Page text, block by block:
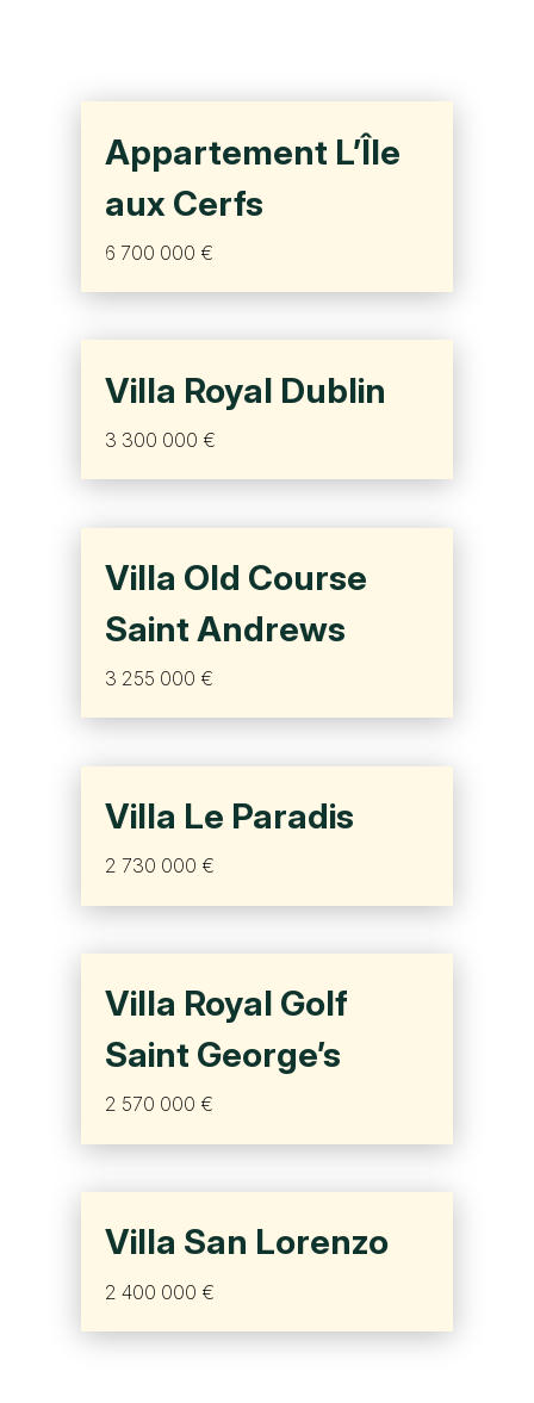
Appartement L’Île
aux Cerfs
6 700 000 €
Villa Royal Dublin
3 300 000 €
Villa Old Course
Saint Andrews
3 255 000 €
Villa Le Paradis
2 730 000 €
Villa Royal Golf
Saint George’s
2 570 000 €
Villa San Lorenzo
2 400 000 €